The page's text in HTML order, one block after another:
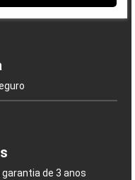
à sua
de 3 anos